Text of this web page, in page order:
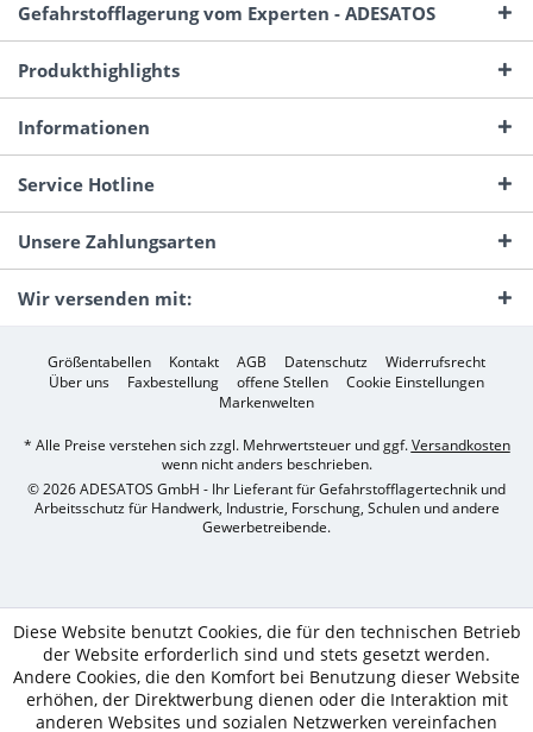
Gefahrstofflagerung vom Experten - ADESATOS
Produkthighlights
Informationen
Service Hotline
Unsere Zahlungsarten
Wir versenden mit:
Größentabellen Kontakt AGB Datenschutz
Widerrufsrecht
Über uns
Faxbestellung offene Stellen
Cookie Einstellungen
Markenwelten
* Alle Preise verstehen sich zzgl. Mehrwertsteuer und ggf.Versandkosten
wenn nicht anders beschrieben.
© 2026 ADESATOS GmbH - Ihr Lieferant für Gefahrstofflagertechnik und
Arbeitsschutz für Handwerk, Industrie, Forschung, Schulen und andere
Gewerbetreibende.
Diese Website benutzt Cookies, die für den technischen Betrieb
der Website erforderlich sind und stets gesetzt werden.
Andere Cookies, die den Komfort bei Benutzung dieser Website
erhöhen, der Direktwerbung dienen oder die Interaktion mit
anderen Websites und sozialen Netzwerken vereinfachen